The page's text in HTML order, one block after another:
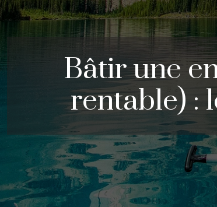
Bâtir une
rentable) :